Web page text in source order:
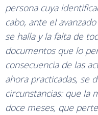
persona cuya
cabo, ante el
se halla y la falta de
documentos que lo
consecuencia de las
ahora practicadas, se
circunstancias: que la
doce meses, que